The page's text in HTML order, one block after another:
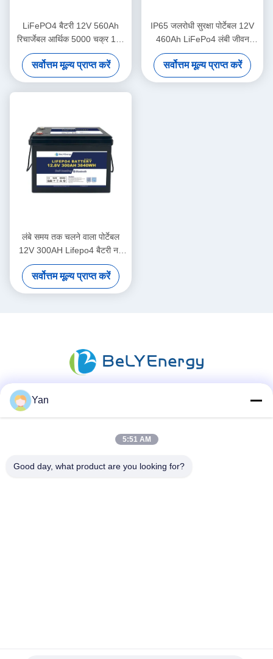
LiFePO4 बैटरी 12V 560Ah
रिचार्जेबल आर्थिक 5000 चक्र 12v
Lifepo4 बैटरी पैक
सर्वोत्तम मूल्य प्राप्त करें
IP65 जलरोधी सुरक्षा पोर्टेबल 12V
460Ah LiFePo4 लंबी जीवन
मोटरहोम के लिए बैटरी
सर्वोत्तम मूल्य प्राप्त करें
लंबे समय तक चलने वाला पोर्टेबल
12V 300AH Lifepo4 बैटरी नई
ग्रेड ए कोशिकाएं लंबे चक्र जीवन
सर्वोत्तम मूल्य प्राप्त करें
त्वरित संपर्क
Yan
5:51 AM
Good day, what product are you looking for?